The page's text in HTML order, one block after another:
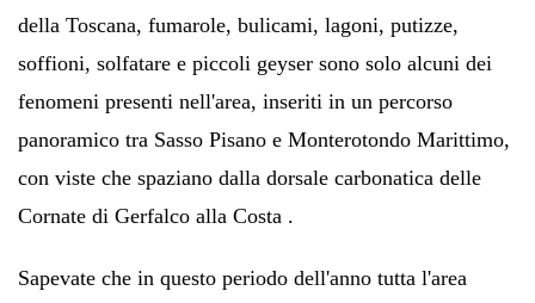
della Toscana, fumarole, bulicami, lagoni, putizze,
soffioni, solfatare e piccoli geyser sono solo alcuni dei
fenomeni presenti nell'area, inseriti in un percorso
panoramico tra Sasso Pisano e Monterotondo Marittimo,
con viste che spaziano dalla dorsale carbonatica delle
Cornate di Gerfalco alla Costa .
Sapevate che in questo periodo dell'anno tutta l'area